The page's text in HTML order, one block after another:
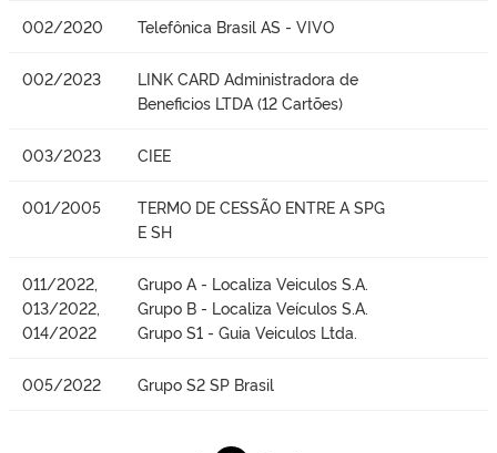
002/2020 Telefônica Brasil AS - VIVO
002/2023
LINK CARD Administradora de
Beneficios LTDA (12 Cartões)
003/2023 CIEE
001/2005
TERMO DE CESSÃO ENTRE A SPG
E SH
011/2022,
013/2022,
014/2022
Grupo A - Localiza Veiculos S.A.
Grupo B - Localiza Veículos S.A.
Grupo S1 - Guia Veiculos Ltda.
005/2022 Grupo S2 SP Brasil